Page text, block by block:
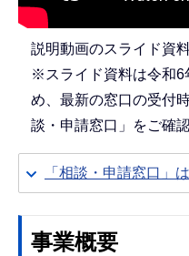
説明動画のスライド資
※スライド資料は令和6
め、最新の窓口の受付
談・申請窓口」をご確
「相談・申請窓口」
事業概要